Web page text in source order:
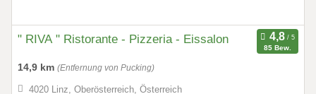
" RIVA " Ristorante - Pizzeria - Eissalon
85 Bew.
14,9 km (Entfernung von Pucking)
4020 Linz, Oberösterreich, Österreich